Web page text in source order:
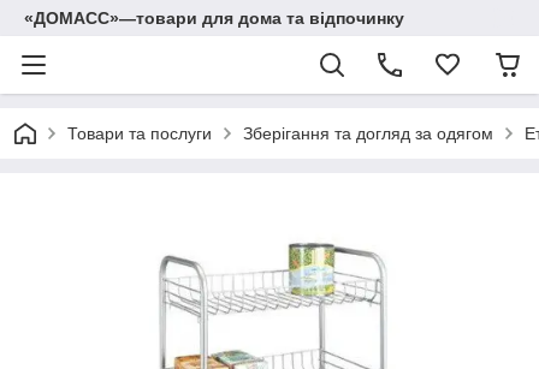
«ДОМАСС»—товари для дома та відпочинку
Товари та послуги Зберігання та догляд за одягом